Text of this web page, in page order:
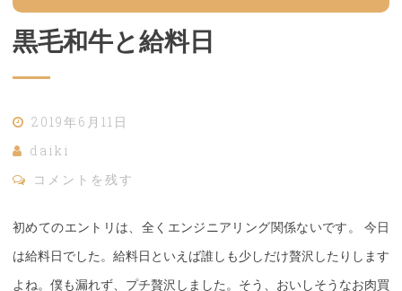
は給料日でした。給料日といえば誰しも少しだけ贅沢したりします
よね。僕も漏れず、プチ贅沢しました。そう、おいしそうなお肉買
続きを読む